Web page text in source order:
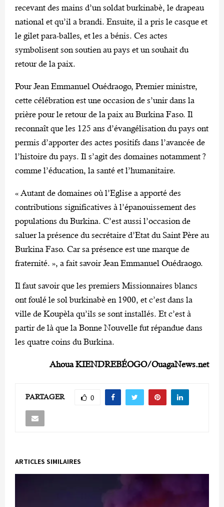
recevant des mains d’un soldat burkinabè, le drapeau
national et qu’il a brandi. Ensuite, il a pris le casque et
le gilet para-balles, et les a bénis. Ces actes
symbolisent son soutien au pays et un souhait du
retour de la paix.
Pour Jean Emmanuel Ouédraogo, Premier ministre,
cette célébration est une occasion de s’unir dans la
prière pour le retour de la paix au Burkina Faso. Il
reconnaît que les 125 ans d’évangélisation du pays ont
permis d’apporter des actes positifs dans l’avancée de
l’histoire du pays. Il s’agit des domaines notamment ?
comme l’éducation, la santé et l’humanitaire.
« Autant de domaines où l’Eglise a apporté des
contributions significatives à l’épanouissement des
populations du Burkina. C’est aussi l’occasion de
saluer la présence du secrétaire d’Etat du Saint Père au
Burkina Faso. Car sa présence est une marque de
fraternité. », a fait savoir Jean Emmanuel Ouédraogo.
Il faut savoir que les premiers Missionnaires blancs
ont foulé le sol burkinabè en 1900, et c’est dans la
ville de Koupèla qu’ils se sont installés. Et c’est à
partir de là que la Bonne Nouvelle fut répandue dans
les quatre coins du Burkina.
Ahoua KIENDREBÉOGO/OuagaNews.net
PARTAGER 0
ARTICLES SIMILAIRES